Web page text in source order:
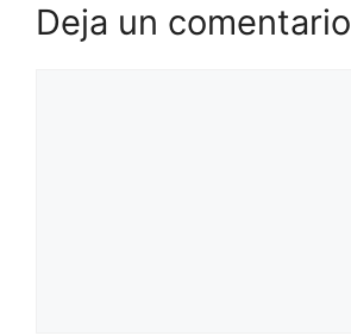
Deja un comentario